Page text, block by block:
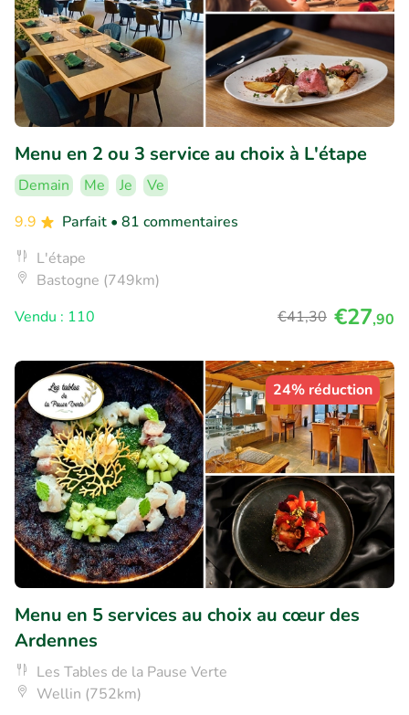
Menu en 2 ou 3 service au choix à L'étape
Demain Me Je
Ve
9.9
Parfait • 81 commentaires
L'étape
Bastogne (749km)
Vendu : 110
€41,30 €27,90
24% réduction
Menu en 5 services au choix au cœur des
Ardennes
Les Tables de la Pause Verte
Wellin (752km)